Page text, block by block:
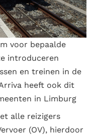
voor bepaalde
introduceren
en treinen in de
heeft ook dit
in Limburg
alle reizigers
(OV), hierdoor